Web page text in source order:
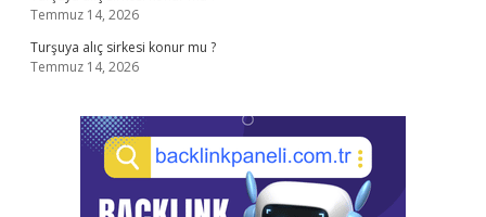
Temmuz 14, 2026
Turşuya alıç sirkesi konur mu ?
Temmuz 14, 2026